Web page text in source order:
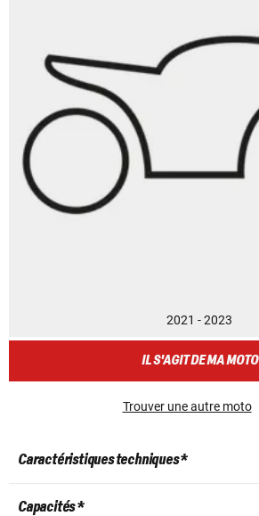
2021 - 2023
IL S'AGIT DE MA MOTO
Trouver une autre moto
Caractéristiques techniques *
Capacités *